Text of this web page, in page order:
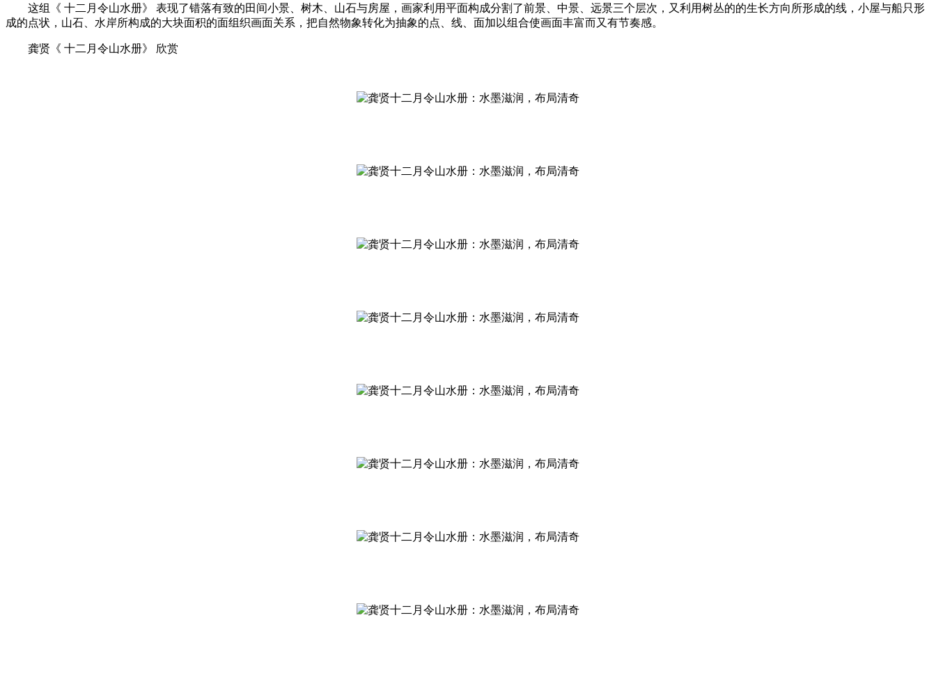
这组《 十二月令山水册》 表现了错落有致的田间小景、树木、山石与房屋，画家利用平面构成分割了前景、中景、远景三个层次，又利用树丛的的生长方向所形成的线，小屋与船只形
成的点状，山石、水岸所构成的大块面积的面组织画面关系，把自然物象转化为抽象的点、线、面加以组合使画面丰富而又有节奏感。
龚贤《 十二月令山水册》 欣赏